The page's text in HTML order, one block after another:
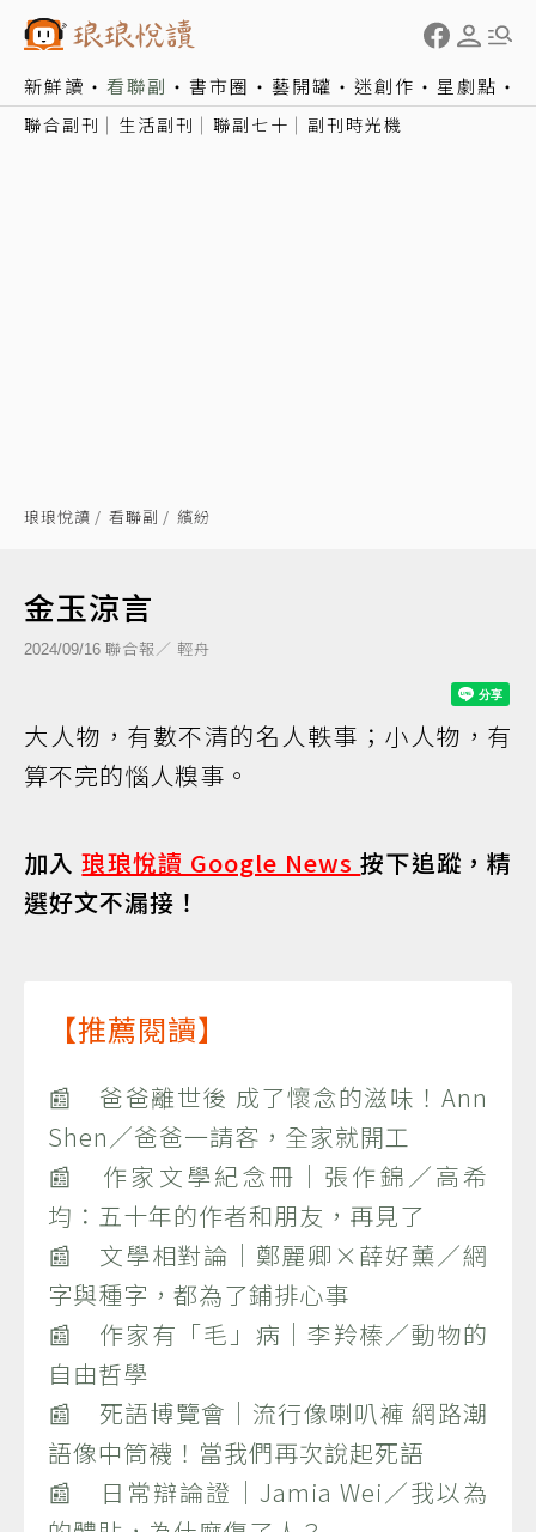
新鮮讀 看聯副 書市圈 藝開罐 迷創作 星劇點
聯合副刊 生活副刊 聯副七十 副刊時光機
琅琅悅讀 看聯副 繽紛
金玉涼言
2024/09/16 聯合報／ 輕舟
大人物，有數不清的名人軼事；小人物，有
算不完的惱人糗事。
加入琅琅悅讀 Google News按下追蹤，精
選好文不漏接！
【推薦閱讀】
📰 爸爸離世後 成了懷念的滋味！Ann
Shen／爸爸一請客，全家就開工
📰 作家文學紀念冊｜張作錦／高希
均：五十年的作者和朋友，再見了
📰 文學相對論｜鄭麗卿×薛好薰／網
字與種字，都為了鋪排心事
📰 作家有「毛」病｜李羚榛／動物的
自由哲學
📰 死語博覽會｜流行像喇叭褲 網路潮
語像中筒襪！當我們再次說起死語
📰 日常辯論證｜Jamia Wei／我以為